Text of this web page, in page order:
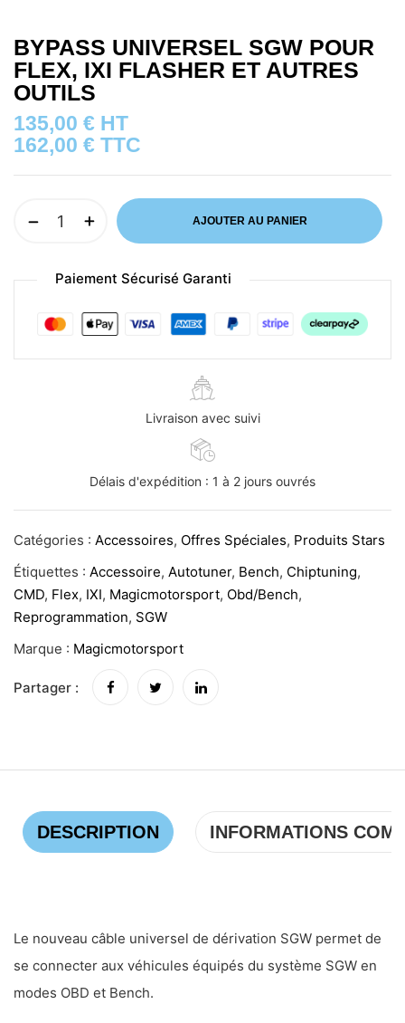
BYPASS UNIVERSEL SGW POUR
FLEX, IXI FLASHER ET AUTRES
OUTILS
135,00 € HT
162,00 € TTC
AJOUTER AU PANIER
Paiement Sécurisé Garanti
Livraison avec suivi
Délais d'expédition : 1 à 2 jours ouvrés
Catégories : Accessoires, Offres Spéciales, Produits Stars
Étiquettes : Accessoire, Autotuner, Bench, Chiptuning,
CMD, Flex, IXI, Magicmotorsport, Obd/bench,
Reprogrammation, SGW
Marque : Magicmotorsport
Partager :
DESCRIPTION INFORMATIONS
Le nouveau câble universel de dérivation SGW permet de
se connecter aux véhicules équipés du système SGW en
modes OBD et Bench.